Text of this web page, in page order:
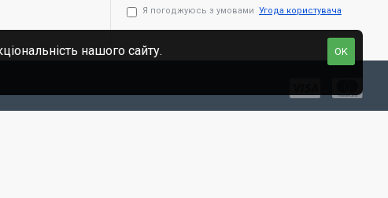
Я погоджуюсь з умовами Угода користувача
OK
нашого сайту.